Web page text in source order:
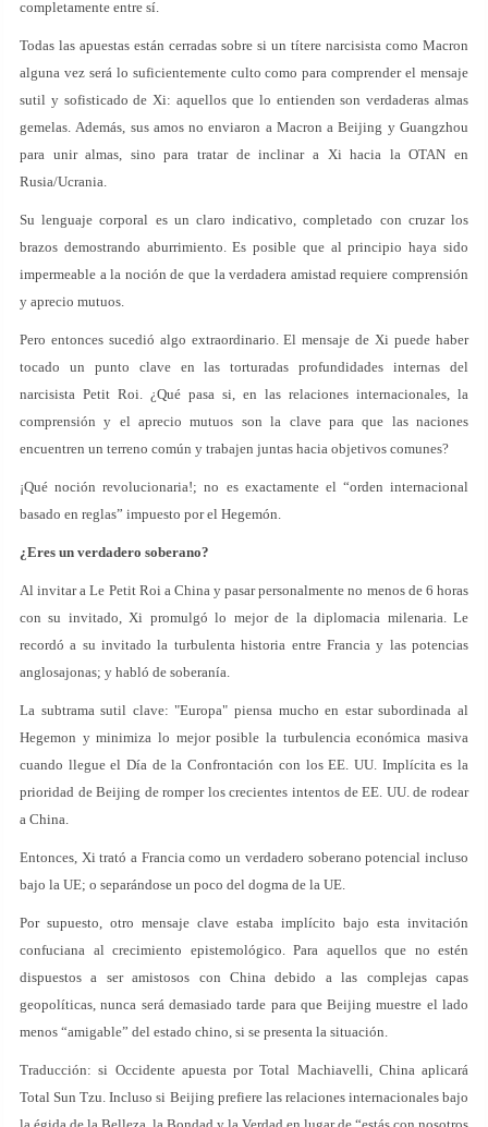
completamente entre sí.
Todas las apuestas están cerradas sobre si un títere narcisista como Macron
alguna vez será lo suficientemente culto como para comprender el mensaje
sutil y sofisticado de Xi: aquellos que lo entienden son verdaderas almas
gemelas. Además, sus amos no enviaron a Macron a Beijing y Guangzhou
para unir almas, sino para tratar de inclinar a Xi hacia la OTAN en
Rusia/Ucrania.
Su lenguaje corporal es un claro indicativo, completado con cruzar los
brazos demostrando aburrimiento. Es posible que al principio haya sido
impermeable a la noción de que la verdadera amistad requiere comprensión
y aprecio mutuos.
Pero entonces sucedió algo extraordinario. El mensaje de Xi puede haber
tocado un punto clave en las torturadas profundidades internas del
narcisista Petit Roi. ¿Qué pasa si, en las relaciones internacionales, la
comprensión y el aprecio mutuos son la clave para que las naciones
encuentren un terreno común y trabajen juntas hacia objetivos comunes?
¡Qué noción revolucionaria!; no es exactamente el “orden internacional
basado en reglas” impuesto por el Hegemón.
¿Eres un verdadero soberano?
Al invitar a Le Petit Roi a China y pasar personalmente no menos de 6 horas
con su invitado, Xi promulgó lo mejor de la diplomacia milenaria. Le
recordó a su invitado la turbulenta historia entre Francia y las potencias
anglosajonas; y habló de soberanía.
La subtrama sutil clave: "Europa" piensa mucho en estar subordinada al
Hegemon y minimiza lo mejor posible la turbulencia económica masiva
cuando llegue el Día de la Confrontación con los EE. UU. Implícita es la
prioridad de Beijing de romper los crecientes intentos de EE. UU. de rodear
a China.
Entonces, Xi trató a Francia como un verdadero soberano potencial incluso
bajo la UE; o separándose un poco del dogma de la UE.
Por supuesto, otro mensaje clave estaba implícito bajo esta invitación
confuciana al crecimiento epistemológico. Para aquellos que no estén
dispuestos a ser amistosos con China debido a las complejas capas
geopolíticas, nunca será demasiado tarde para que Beijing muestre el lado
menos “amigable” del estado chino, si se presenta la situación.
Traducción: si Occidente apuesta por Total Machiavelli, China aplicará
Total Sun Tzu. Incluso si Beijing prefiere las relaciones internacionales bajo